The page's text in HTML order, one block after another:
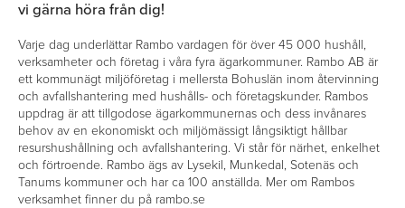
vi gärna höra från dig!
Varje dag underlättar Rambo vardagen för över 45 000 hushåll,
verksamheter och företag i våra fyra ägarkommuner. Rambo AB är
ett kommunägt miljöföretag i mellersta Bohuslän inom återvinning
och avfallshantering med hushålls- och företagskunder. Rambos
uppdrag är att tillgodose ägarkommunernas och dess invånares
behov av en ekonomiskt och miljömässigt långsiktigt hållbar
resurshushållning och avfallshantering. Vi står för närhet, enkelhet
och förtroende. Rambo ägs av Lysekil, Munkedal, Sotenäs och
Tanums kommuner och har ca 100 anställda. Mer om Rambos
verksamhet finner du på rambo.se